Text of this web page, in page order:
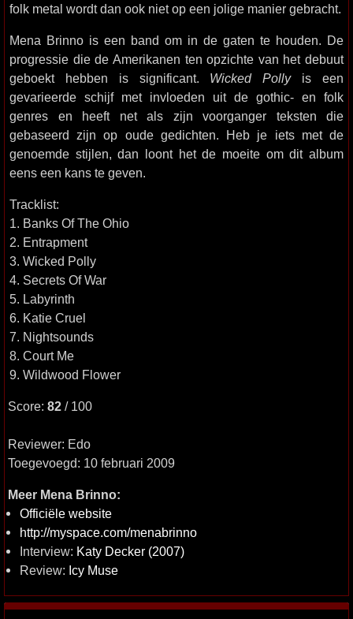
folk metal wordt dan ook niet op een jolige manier gebracht.
Mena Brinno is een band om in de gaten te houden. De
progressie die de Amerikanen ten opzichte van het debuut
geboekt hebben is significant. Wicked Pollyis een
gevarieerde schijf met invloeden uit de gothic- en folk
genres en heeft net als zijn voorganger teksten die
gebaseerd zijn op oude gedichten. Heb je iets met de
genoemde stijlen, dan loont het de moeite om dit album
eens een kans te geven.
Tracklist:
1. Banks Of The Ohio
2. Entrapment
3. Wicked Polly
4. Secrets Of War
5. Labyrinth
6. Katie Cruel
7. Nightsounds
8. Court Me
9. Wildwood Flower
Score: 82 / 100
Reviewer: Edo
Toegevoegd: 10 februari 2009
Meer Mena Brinno:
Officiële website
http://myspace.com/menabrinno
Interview: Katy Decker (2007)
Review: Icy Muse